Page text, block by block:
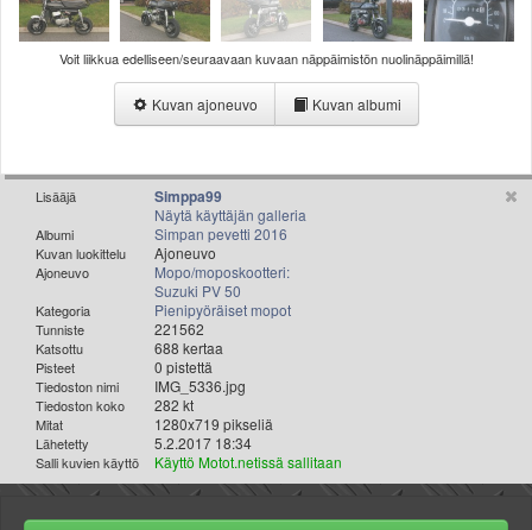
MP14 kuvia
MP13 kuvia
ACS 2015 kuvia
Lisää uusi tapahtuma
Valitse paikkakunta
Helsingin sää
Tampereen sää
Turun sää
Kuopion sää
Rovaniemen sää
MUUT
VIP-jäsenyys
Paidat ja vaatteet
Suunnittele oma paita
Mainostus
Palaute
Voit liikkua edelliseen/seuraavaan kuvaan näppäimistön nuolinäppäimillä!
Kuvan ajoneuvo Kuvan albumi
Lisääjä Simppa99
Näytä käyttäjän galleria
Albumi Simpan pevetti 2016
Kuvan luokittelu Ajoneuvo
Ajoneuvo
Mopo/moposkootteri:
Suzuki PV 50
Kategoria Pienipyöräiset mopot
Tunniste 221562
Katsottu 688 kertaa
Pisteet 0 pistettä
Tiedoston nimi IMG_5336.jpg
Tiedoston koko 282 kt
Mitat 1280x719 pikseliä
Lähetetty 5.2.2017 18:34
Salli kuvien käyttö Käyttö Motot.netissä sallitaan